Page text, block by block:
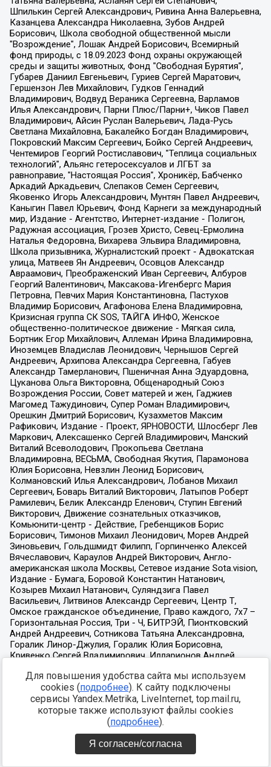
Для повышения удобства сайта мы используем
cookies (подробнее). К сайту подключены
сервисы Yandex.Metrika, LiveInternet, top.mail.ru,
которые также используют файлы cookies
(подробнее).
Я согласен/согласна